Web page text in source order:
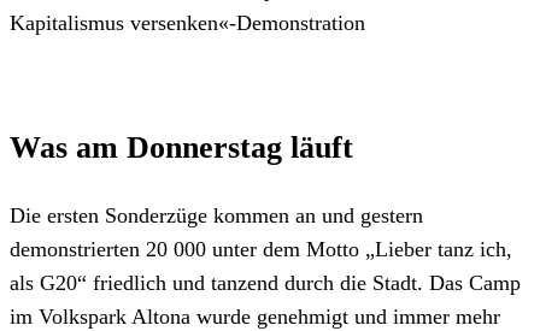
Kapitalismus versenken«-Demonstration
Was am Donnerstag läuft
Die ersten Sonderzüge kommen an und gestern
demonstrierten 20 000 unter dem Motto „Lieber tanz ich,
als G20“ friedlich und tanzend durch die Stadt. Das Camp
im Volkspark Altona wurde genehmigt und immer mehr